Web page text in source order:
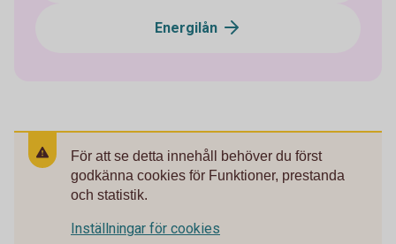
Energilån
För att se detta innehåll behöver du först
godkänna cookies för Funktioner, prestanda
och statistik.
Inställningar för cookies